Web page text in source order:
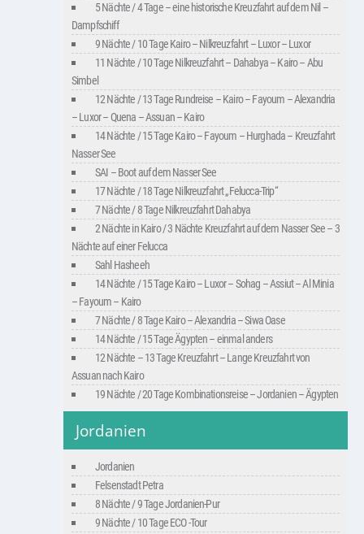
5 Nächte / 4 Tage – eine historische Kreuzfahrt auf dem Nil –
Dampfschiff
9 Nächte / 10 Tage Kairo – Nilkreuzfahrt – Luxor – Luxor
11 Nächte / 10 Tage Nilkreuzfahrt – Dahabya – Kairo – Abu
Simbel
12 Nächte / 13 Tage Rundreise – Kairo – Fayoum – Alexandria
– Luxor – Quena – Assuan – Kairo
14 Nächte / 15 Tage Kairo – Fayoum – Hurghada – Kreuzfahrt
Nasser See
SAI – Boot auf dem Nasser See
17 Nächte / 18 Tage Nilkreuzfahrt „Felucca-Trip“
7 Nächte / 8 Tage Nilkreuzfahrt Dahabya
2 Nächte in Kairo / 3 Nächte Kreuzfahrt auf dem Nasser See – 3
Nächte auf einer Felucca
Sahl Hasheeh
14 Nächte / 15 Tage Kairo – Luxor – Sohag – Assiut – Al Minia
– Fayoum – Kairo
7 Nächte / 8 Tage Kairo – Alexandria – Siwa Oase
14 Nächte / 15 Tage Ägypten – einmal anders
12 Nächte – 13 Tage Kreuzfahrt – Lange Kreuzfahrt von
Assuan nach Kairo
19 Nächte / 20 Tage Kombinationsreise – Jordanien – Ägypten
Jordanien
Jordanien
Felsenstadt Petra
8 Nächte / 9 Tage Jordanien-Pur
9 Nächte / 10 Tage ECO -Tour